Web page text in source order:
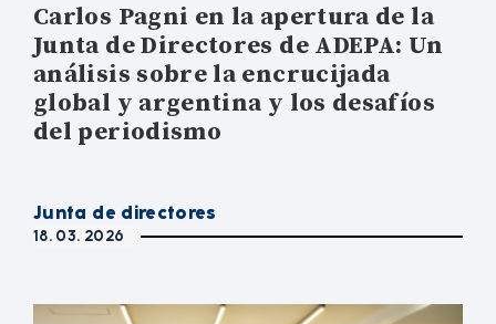
Carlos Pagni en la apertura de la
Junta de Directores de ADEPA: Un
análisis sobre la encrucijada
global y argentina y los desafíos
del periodismo
Junta de directores
18. 03. 2026